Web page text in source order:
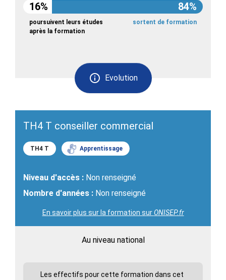
Evolution
16% 84%
poursuivent leurs études
après la formation
sortent de formation
TH4 T conseiller commercial
TH4 T Apprentissage
Niveau d'accès : Non renseigné
Nombre d'années : Non renseigné
En savoir plus sur la formation surONISEP.fr
Au niveau national
Les effectifs pour cette formation dans cet